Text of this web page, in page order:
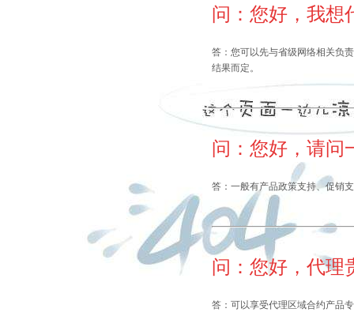
问：您好，我想
答：您可以先与省级网络相关负
结果而定。
问：您好，请问
答：一般有产品政策支持、促销
问：您好，代理
答：可以享受代理区域合约产品